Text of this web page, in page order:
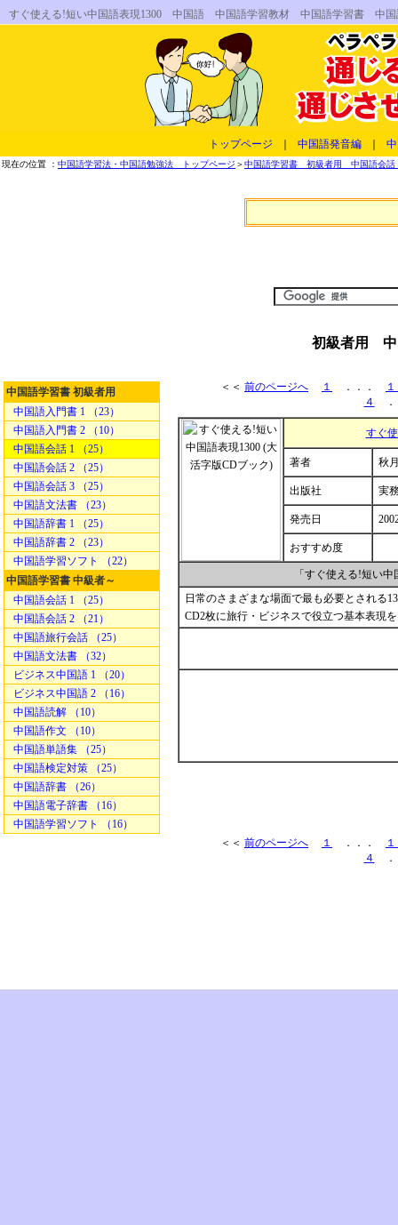
すぐ使える!短い中国語表現1300 中国語 中国語学習教材 中国語学習書
トップページ 中国語発音編
現在の位置 ： 中国語学習法・中国語勉強法 トップページ ＞中国語学習書 初級者用 中国語会話
初級者用 中
中国語学習書 初級者用
中国語入門書 1 （23）
中国語入門書 2 （10）
中国語会話 1 （25）
中国語会話 2 （25）
中国語会話 3 （25）
中国語文法書 （23）
中国語辞書 1 （25）
中国語辞書 2 （23）
中国語学習ソフト （22）
中国語学習書 中級者～
中国語会話 1 （25）
中国語会話 2 （21）
中国語旅行会話 （25）
中国語文法書 （32）
ビジネス中国語 1 （20）
ビジネス中国語 2 （16）
中国語読解 （10）
中国語作文 （10）
中国語単語集 （25）
中国語検定対策 （25）
中国語辞書 （26）
中国語電子辞書 （16）
中国語学習ソフト （16）
＜＜ 前のページへ １ ．．．
４
すぐ
著者 秋
出版社 実
発売日
おすすめ度
「すぐ使える!短い
日常のさまざまな場面で最も必要とされる
CD2枚に旅行・ビジネスで役立つ基本表現
＜＜ 前のページへ １ ．．．
４